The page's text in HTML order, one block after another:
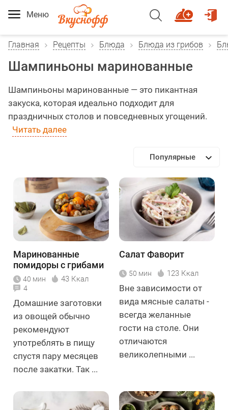
Меню
Главная Рецепты Блюда Блюда из грибов
Шампиньоны маринованные
Шампиньоны маринованные — это пикантная
закуска, которая идеально подходит для
праздничных столов и повседневных угощений.
Читать далее
Популярные
Маринованные
помидоры с грибами
40 мин 43 Ккал
4
Домашние заготовки
из овощей обычно
рекомендуют
употреблять в пищу
спустя пару месяцев
после закатки. Так ...
Салат Фаворит
50 мин 123 Ккал
Вне зависимости от
вида мясные салаты -
всегда желанные
гости на столе. Они
отличаются
великолепными ...